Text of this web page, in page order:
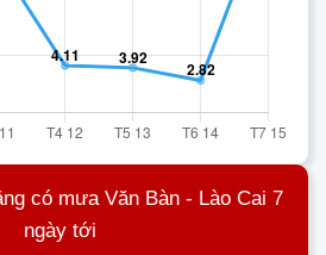
có mưa Văn Bàn - Lào Cai 7
ngày tới